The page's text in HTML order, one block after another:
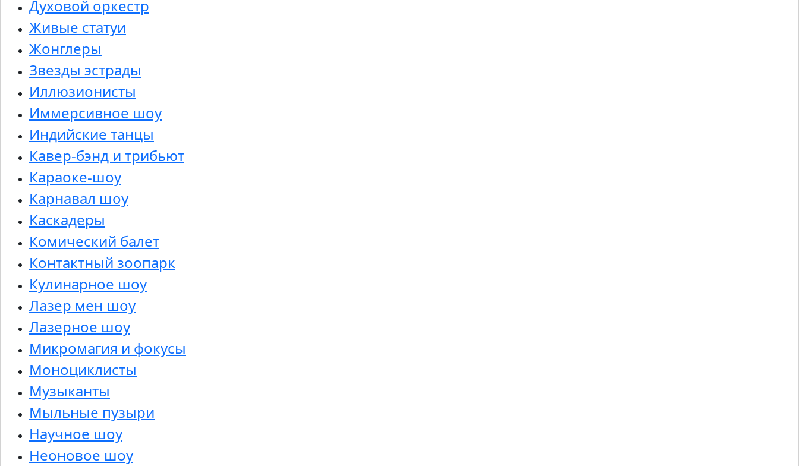
Духовой оркестр
Живые статуи
Жонглеры
Звезды эстрады
Иллюзионисты
Иммерсивное шоу
Индийские танцы
Кавер-бэнд и трибьют
Караоке-шоу
Карнавал шоу
Каскадеры
Комический балет
Контактный зоопарк
Кулинарное шоу
Лазер мен шоу
Лазерное шоу
Микромагия и фокусы
Моноциклисты
Музыканты
Мыльные пузыри
Научное шоу
Неоновое шоу